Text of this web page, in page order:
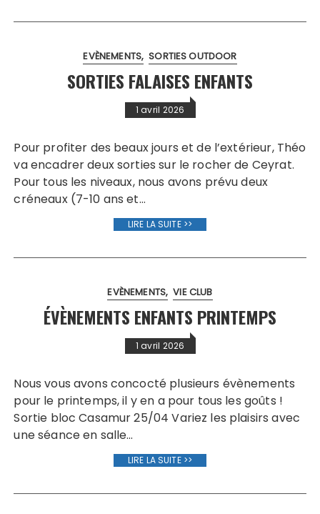
EVÈNEMENTS SORTIES OUTDOOR
SORTIES FALAISES ENFANTS
1 avril 2026
Pour profiter des beaux jours et de l’extérieur, Théo
va encadrer deux sorties sur le rocher de Ceyrat.
Pour tous les niveaux, nous avons prévu deux
créneaux (7-10 ans et…
LIRE LA SUITE >>
EVÈNEMENTS VIE CLUB
ÉVÈNEMENTS ENFANTS PRINTEMPS
1 avril 2026
Nous vous avons concocté plusieurs évènements
pour le printemps, il y en a pour tous les goûts !
Sortie bloc Casamur 25/04 Variez les plaisirs avec
une séance en salle…
LIRE LA SUITE >>